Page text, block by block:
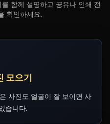
함께 설명하고 공유나 인쇄 전
확인하세요.
모으기
사진도 얼굴이 잘 보이면 사
습니다.